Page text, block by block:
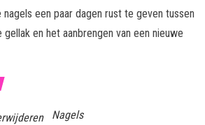
een paar dagen rust te geven tussen
en het aanbrengen van een nieuwe
Nagels